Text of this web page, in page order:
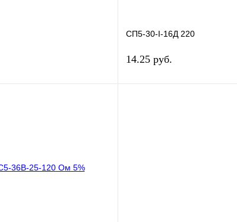
наличии
СП5-30-I-16Д 220
14.25 руб.